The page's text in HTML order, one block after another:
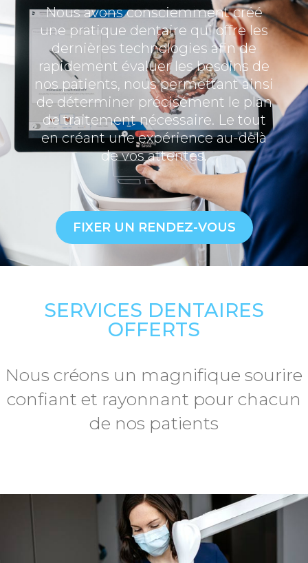
Nous avons consciemment créé
une pratique dentaire qui offre les
dernières technologies afin de
rapidement évaluer les besoins de
nos patients, nous permettant ainsi
de déterminer précisément le plan
de traitement nécessaire. Le tout
en créant une expérience au-delà
de vos attentes.
FIXER UN RENDEZ-VOUS
SERVICES DENTAIRES
OFFERTS
Nous créons un magnifique sourire
confiant et rayonnant pour chacun
de nos patients